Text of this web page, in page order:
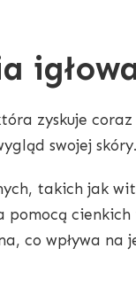
zyskuje coraz
swojej skóry.
takich jak
pomocą cienkich
co wpływa na